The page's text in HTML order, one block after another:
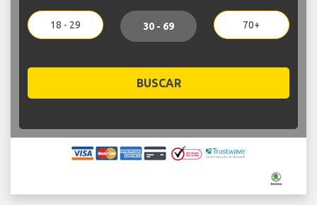
18 - 29 30 - 69 70+
BUSCAR